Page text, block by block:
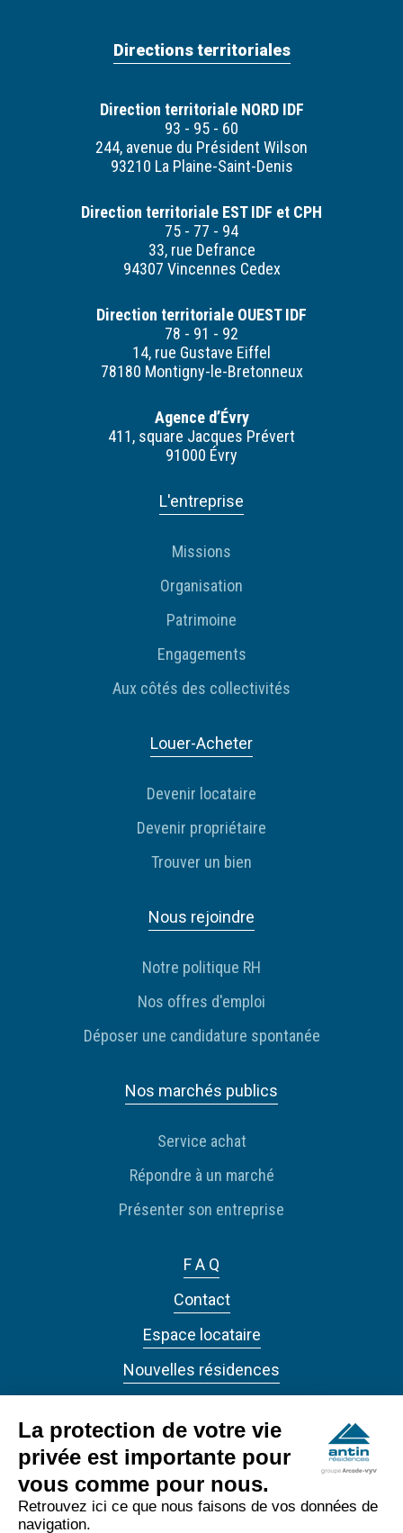
Directions territoriales
Direction territoriale NORD IDF
93 - 95 - 60
244, avenue du Président Wilson
93210 La Plaine-Saint-Denis
Direction territoriale EST IDF et CPH
75 - 77 - 94
33, rue Defrance
94307 Vincennes Cedex
Direction territoriale OUEST IDF
78 - 91 - 92
14, rue Gustave Eiffel
78180 Montigny-le-Bretonneux
Agence d’Évry
411, square Jacques Prévert
91000 Évry
L'entreprise
Missions
Organisation
Patrimoine
Engagements
Aux côtés des collectivités
Louer-Acheter
Devenir locataire
Devenir propriétaire
Trouver un bien
Nous rejoindre
Notre politique RH
Nos offres d'emploi
Déposer une candidature spontanée
Nos marchés publics
Service achat
Répondre à un marché
Présenter son entreprise
F A Q
Contact
Espace locataire
Nouvelles résidences
La protection de votre vie
privée est importante pour
vous comme pour nous.
Retrouvez ici ce que nous faisons de vos données de
navigation.